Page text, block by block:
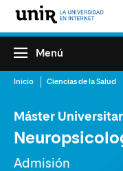
Menú
Inicio Ciencias de la Salud
Máster
Admisión